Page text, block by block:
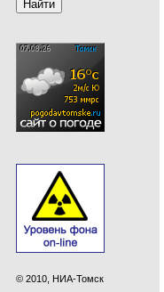
© 2010, НИА-Томск